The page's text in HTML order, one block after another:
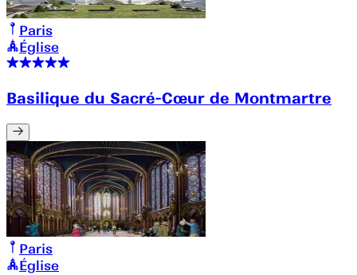
Paris
Église
Basilique du Sacré-Cœur de Montmartre
Paris
Église